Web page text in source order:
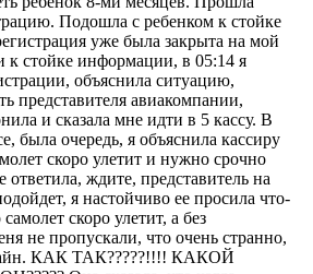
Подошла с ребенком к стойке
уже была закрыта на мой
к стойке информации, в 05:14 я
объяснила ситуацию,
представителя авиакомпании,
и сказала мне идти в 5 кассу. В
была очередь, я объяснила кассиру
скоро улетит и нужно срочно
ждите, представитель на
я настойчиво ее просила что-
скоро улетит, а без
не пропускали, что очень странно,
КАК ТАК?????!!!! КАКОЙ